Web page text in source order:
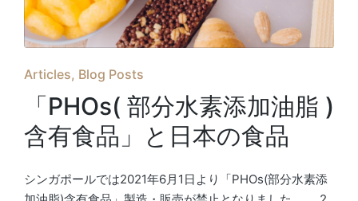
Posted
Articles Blog Posts
「PHOs( 部分水素添加油脂 )
含有食品」と日本の食品
シンガポールでは2021年6月1日より「PHOs(部分水素添